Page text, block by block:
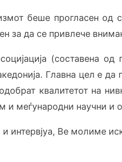
беше прогласен од
за да се привлече
(составена
Главна цел е да
квалитетот на
и меѓународни научни и
интервјуа, Ве молиме